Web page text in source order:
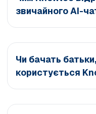
звичайного AI-
Чи бачать
користується